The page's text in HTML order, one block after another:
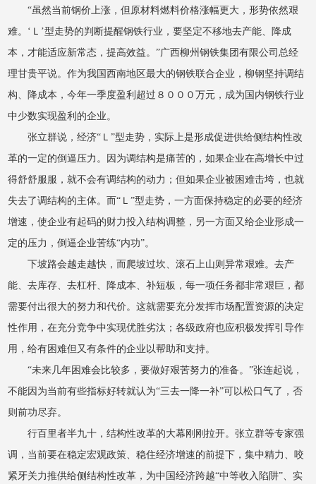
“虽然当前钢价上涨，但原材料燃料价格涨幅更大，形势依然艰
难。‘Ｌ’型走势的判断提醒钢铁行业，要坚定不移地去产能、降成
本，才能适应新常态，提高效益。”广西柳州钢铁集团有限公司总经
理甘贵平说。作为我国西南地区最大的钢铁联合企业，柳钢坚持调结
构、降成本，今年一季度盈利超过８０００万元，成为国内钢铁行业
中少数实现盈利的企业。
张立群说，经济“Ｌ”型走势，实际上是形成促进供给侧结构性改
革的一定的倒逼压力。因为调结构是痛苦的，如果企业在高增长中过
得舒舒服服，就不会有调结构的动力；但如果企业被困难击垮，也就
失去了调结构的主体。而“Ｌ”型走势，一方面保持稳定的必要的经济
增速，使企业有起码的财力投入结构调整，另一方面又给企业形成一
定的压力，倒逼企业苦练“内功”。
下坡路会越走越快，而爬坡过坎、滚石上山则异常艰难。去产
能、去库存、去杠杆、降成本、补短板，每一项任务都非常艰巨，都
需要付出很大的努力和代价。这就需要充分发挥市场配置资源的决定
性作用，在充分竞争中实现优胜劣汰；各级政府也应积极发挥引导作
用，给有困难但又有条件的企业以帮助和支持。
“未来几年困难会比较多，要做好艰苦努力的准备。”张连起说，
不能因为当前有些指标好转就认为“三去一降一补”可以松口气了，否
则前功尽弃。
行百里者半九十，结构性改革的大幕刚刚拉开。张立群等专家强
调，当前要在稳定宏观政策、稳住经济增速的前提下，集中精力、咬
紧牙关力推供给侧结构性改革，为中国经济跨越“中等收入陷阱”、实